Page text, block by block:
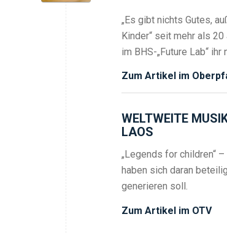
„Es gibt nichts Gutes,
Kinder“ seit mehr als
im BHS-„Future Lab“
Zum Artikel im
WELTWEITE
LAOS
„Legends for children“
haben sich daran
generieren soll.
Zum Artikel im OTV